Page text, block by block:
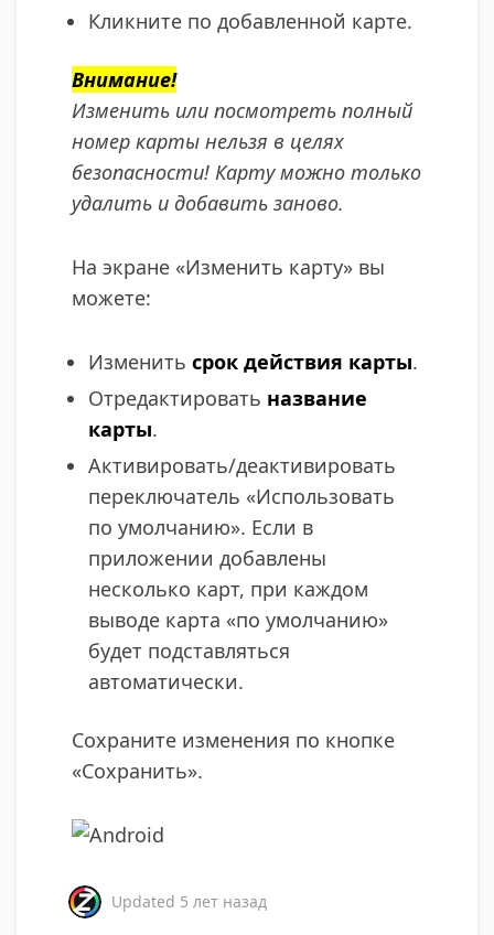
Кликните по добавленной карте.
Внимание!
Изменить или посмотреть полный
номер карты нельзя в целях
безопасности! Карту можно только
удалить и добавить заново.
На экране «Изменить карту» вы
можете:
Изменить срок действия карты.
Отредактировать название
карты.
Активировать/деактивировать
переключатель «Использовать
по умолчанию». Если в
приложении добавлены
несколько карт, при каждом
выводе карта «по умолчанию»
будет подставляться
автоматически.
Сохраните изменения по кнопке
«Сохранить».
Updated 5 лет назад